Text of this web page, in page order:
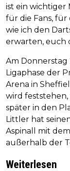
ist ein wichtiger
für die Fans,
wie ich den
erwarten, euch
Am Donnerstag
Ligaphase der
Arena in
wird feststehen,
später in den
Littler hat
Aspinall mit
außerhalb der
Weiterlesen